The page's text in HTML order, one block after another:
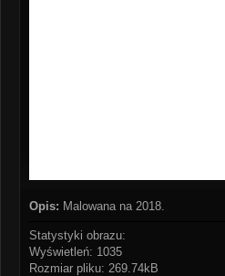
Opis: Malowana na 2018.
Statystyki obrazu:
Wyświetleń: 1035
Rozmiar pliku: 269.74kB